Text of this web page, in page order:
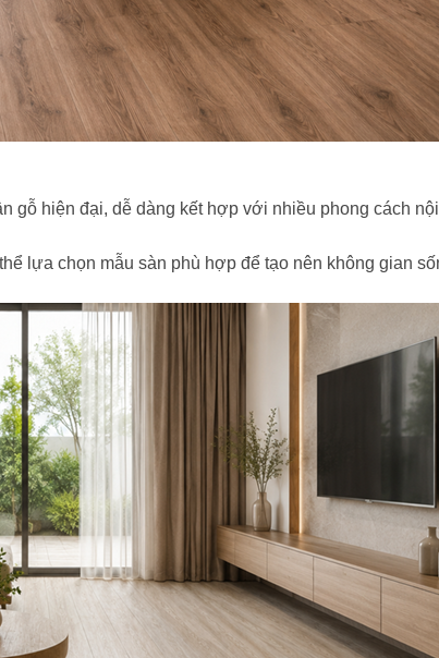
gỗ hiện đại, dễ dàng kết hợp với nhiều phong cách
lựa chọn mẫu sàn phù hợp để tạo nên không gian